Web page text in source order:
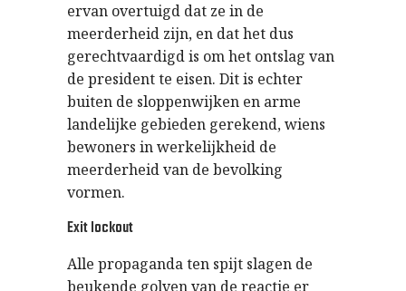
ervan overtuigd dat ze in de
meerderheid zijn, en dat het dus
gerechtvaardigd is om het ontslag van
de president te eisen. Dit is echter
buiten de sloppenwijken en arme
landelijke gebieden gerekend, wiens
bewoners in werkelijkheid de
meerderheid van de bevolking
vormen.
Exit lockout
Alle propaganda ten spijt slagen de
beukende golven van de reactie er